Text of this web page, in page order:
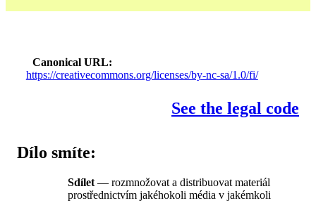
Canonical URL
https://creativecommons.org/licenses/by-nc-sa/1.0/fi/
See the legal code
Dílo smíte:
Sdílet — rozmnožovat a distribuovat materiál
prostřednictvím jakéhokoli média v jakémkoli